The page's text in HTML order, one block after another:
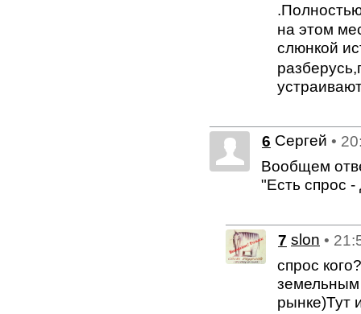
на этом
слюнкой
6 Сергей •
Вообщем
"Есть спрос
7 slon •
спрос
земельным
рынке)Тут